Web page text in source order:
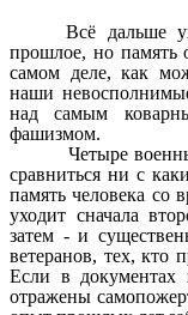
Всё дальше
прошлое, но
самом деле, как
наши
над самым
фашизмом.
Четыре военных
сравниться ни с
память человека со
уходит сначала
затем - и
ветеранов, тех, кто
Если в документах
отражены